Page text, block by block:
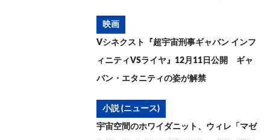
映画
Vシネクスト『超宇宙刑事ギャバン インフ
ィニティVSライヤ』12月11日公開 ギャ
バン・エタニティの姿が解禁
小説 (ニュース)
宇宙空間のホワイダニット、ウィレ「マゼ